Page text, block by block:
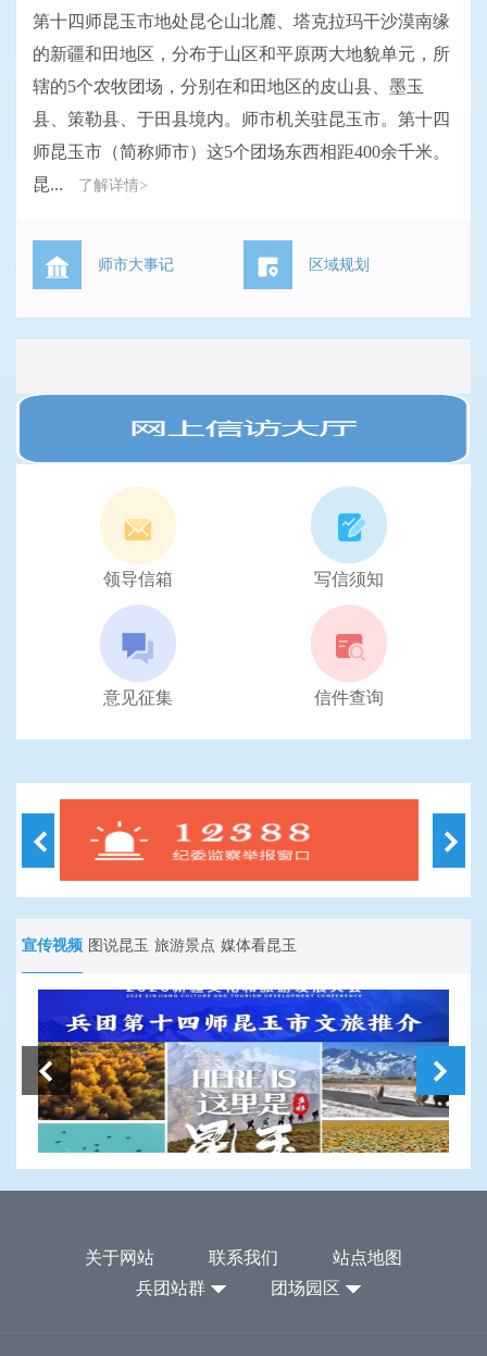
第十四师昆玉市地处昆仑山北麓、塔克拉玛干沙漠南缘
的新疆和田地区，分布于山区和平原两大地貌单元，所
辖的5个农牧团场，分别在和田地区的皮山县、墨玉
县、策勒县、于田县境内。师市机关驻昆玉市。第十四
师昆玉市（简称师市）这5个团场东西相距400余千米。
昆...
了解详情>
师市大事记 区域规划
领导信箱 写信须知
意见征集 信件查询
宣传视频 图说昆玉 旅游景点 媒体看昆玉
关于网站 联系我们
站点地图
兵团站群
团场园区